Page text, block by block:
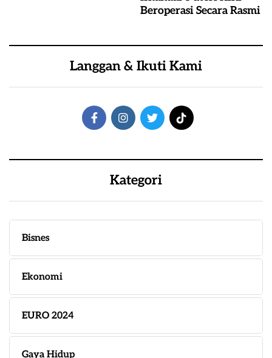
Beroperasi Secara Rasmi
Langgan & Ikuti Kami
Kategori
Bisnes
Ekonomi
EURO 2024
Gaya Hidup